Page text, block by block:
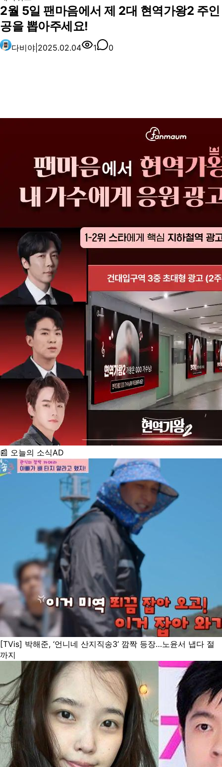
2월 5일 팬마음에서 제 2대 현역가왕2 주인
공을 뽑아주세요!
다비야 2025.02.04 1 0
📰 오늘의 소식AD
[TVis] 박해준, ‘언니네 산지직송3’ 깜짝 등장…노윤서 냅다 절
까지